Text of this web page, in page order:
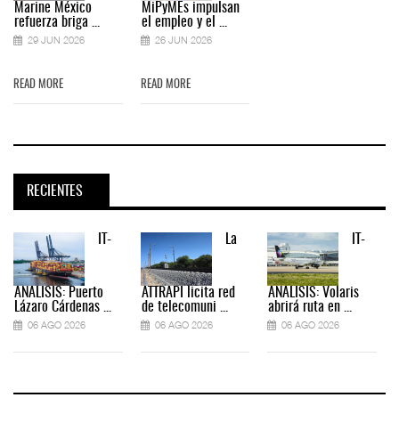
Marine México
refuerza briga ...
29 JUN 2026
READ MORE
MiPyMEs impulsan
el empleo y el ...
26 JUN 2026
READ MORE
RECIENTES
IT-
ANÁLISIS: Puerto
Lázaro Cárdenas ...
06 AGO 2026
La
ATTRAPI licita red
de telecomuni ...
06 AGO 2026
IT-
ANÁLISIS: Volaris
abrirá ruta en ...
06 AGO 2026